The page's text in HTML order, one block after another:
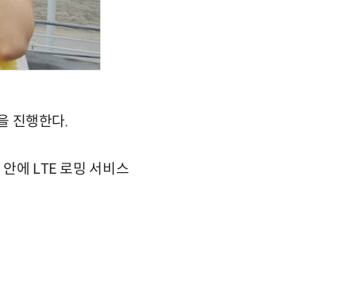
진행한다.
에 LTE 로밍 서비스